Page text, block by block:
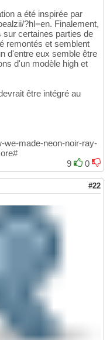
a été inspirée par
?hl=en. Finalement,
certaines parties de
remontés et semblent
d'entre eux semble être
d'un modèle high et
être intégré au
we-made-neon-noir-ray-
9
0
#22